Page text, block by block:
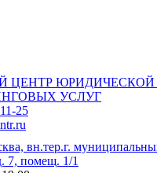
ЦЕНТР
УСЛУГ
25
вн.тер.г.
7, помещ. 1/1